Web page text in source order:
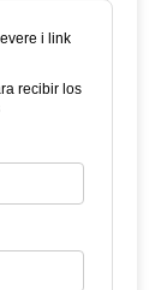
i link
recibir los